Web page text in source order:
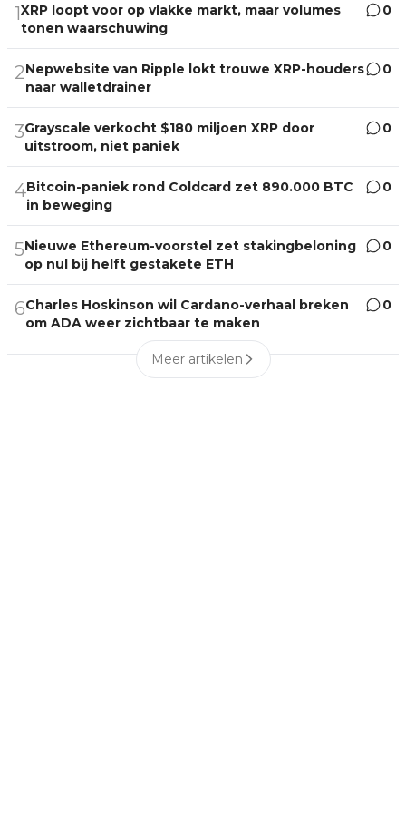
1XRP loopt voor op vlakke markt, maar volumes
tonen waarschuwing
0
2Nepwebsite van Ripple lokt trouwe XRP-houders
naar walletdrainer
0
3Grayscale verkocht $180 miljoen XRP door
uitstroom, niet paniek
0
4Bitcoin-paniek rond Coldcard zet 890.000 BTC
in beweging
0
5Nieuwe Ethereum-voorstel zet stakingbeloning
op nul bij helft gestakete ETH
0
6Charles Hoskinson wil Cardano-verhaal breken
om ADA weer zichtbaar te maken
0
Meer artikelen